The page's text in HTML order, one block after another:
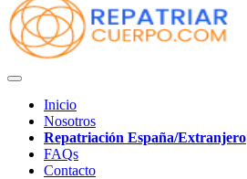
Inicio
Nosotros
Repatriación España/Extranjero
FAQs
Contacto